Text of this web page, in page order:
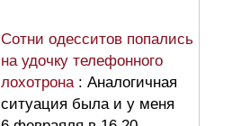
Сотни одесситов попались
на удочку телефонного
лохотрона : Аналогичная
ситуация была и у меня